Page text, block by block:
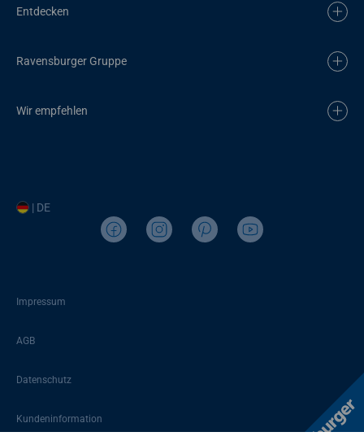
Entdecken
Ravensburger Gruppe
Wir empfehlen
| DE
Impressum
AGB
Datenschutz
Kundeninformation